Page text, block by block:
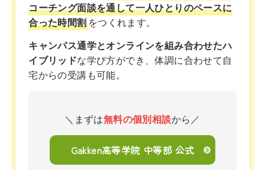
コーチング面談を通して一人ひとりのペースに
合った時間割をつくれます。
キャンパス通学とオンラインを組み合わせたハ
イブリッドな学び方ができ、体調に合わせて自
宅からの受講も可能。
＼まずは無料の個別相談から／
Gakken高等学院 中等部 公式